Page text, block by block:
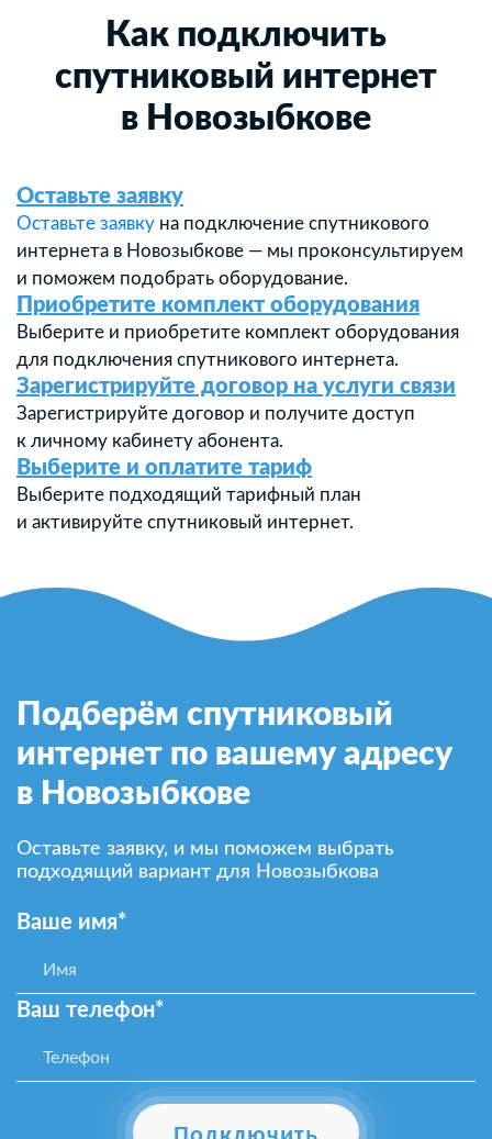
Как подключить
спутниковый интернет
в Новозыбкове
Оставьте заявку
Оставьте заявку на подключение спутникового
интернета в Новозыбкове — мы проконсультируем
и поможем подобрать оборудование.
Приобретите комплект оборудования
Выберите и приобретите комплект оборудования
для подключения спутникового интернета.
Зарегистрируйте договор на услуги связи
Зарегистрируйте договор и получите доступ
к личному кабинету абонента.
Выберите и оплатите тариф
Выберите подходящий тарифный план
и активируйте спутниковый интернет.
Подберём спутниковый
интернет по вашему адресу
в Новозыбкове
Оставьте заявку, и мы поможем выбрать
подходящий вариант для Новозыбкова
Ваше имя*
Ваш телефон*